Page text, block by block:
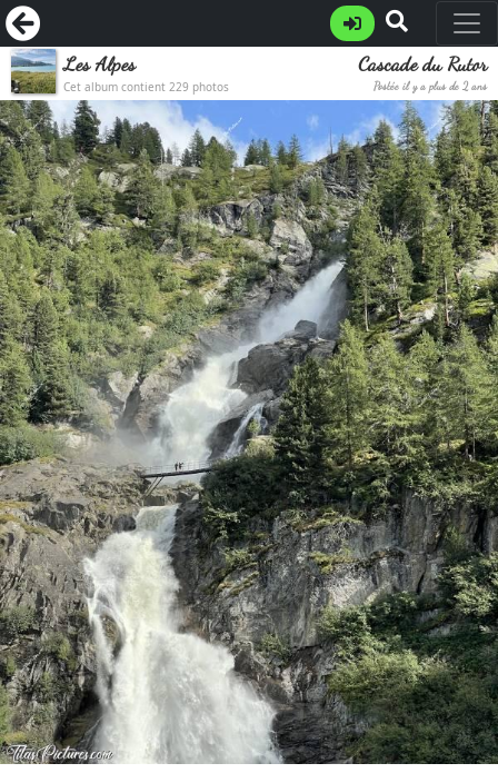
Les Alpes
Cet album contient 229 photos
Cascade du Rutor
Postée il y a plus de 2 ans